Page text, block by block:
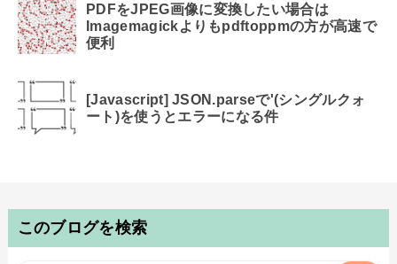
PDFをJPEG画像に変換したい場合は
Imagemagickよりもpdftoppmの方が高速で
便利
[Javascript] JSON.parseで'(シングルクォ
ート)を使うとエラーになる件
このブログを検索